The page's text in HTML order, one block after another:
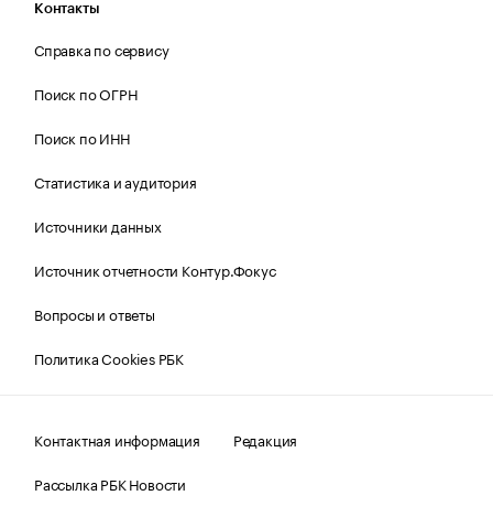
Контакты
Справка по сервису
Поиск по ОГРН
Поиск по ИНН
Статистика и аудитория
Источники данных
Источник отчетности Контур.Фокус
Вопросы и ответы
Политика Cookies РБК
Контактная информация
Редакция
Рассылка РБК Новости